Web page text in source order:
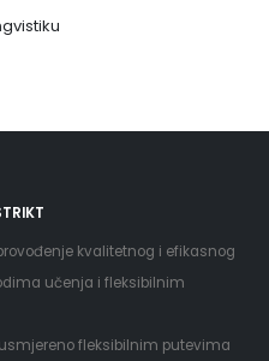
kvalitetnog i efikasnog
učenja i fleksibilnim
fleksibilnim putevima